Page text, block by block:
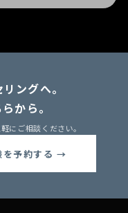
ングへ。
から。
にご相談ください。
を予約する →